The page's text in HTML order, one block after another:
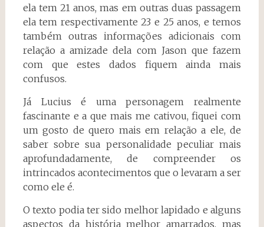
ela tem 21 anos, mas em outras duas passagem
ela tem respectivamente 23 e 25 anos, e temos
também outras informações adicionais com
relação a amizade dela com Jason que fazem
com que estes dados fiquem ainda mais
confusos.
Já Lucius é uma personagem realmente
fascinante e a que mais me cativou, fiquei com
um gosto de quero mais em relação a ele, de
saber sobre sua personalidade peculiar mais
aprofundadamente, de compreender os
intrincados acontecimentos que o levaram a ser
como ele é.
O texto podia ter sido melhor lapidado e alguns
aspectos da história melhor amarrados, mas